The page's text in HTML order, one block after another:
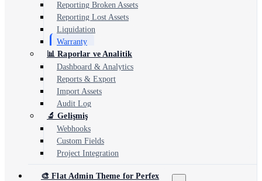
Reporting Broken Assets
Reporting Lost Assets
Liquidation
Warranty
📊 Raporlar ve Analitik
Dashboard & Analytics
Reports & Export
Import Assets
Audit Log
🔬 Gelişmiş
Webhooks
Custom Fields
Project Integration
🎨 Flat Admin Theme for Perfex